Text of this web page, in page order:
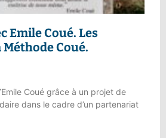
Emile Coué.Les
Coué.
Coué grâce à un projet de
dans le cadre d’un partenariat